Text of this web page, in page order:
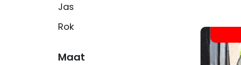
Jas
Rok
Maat